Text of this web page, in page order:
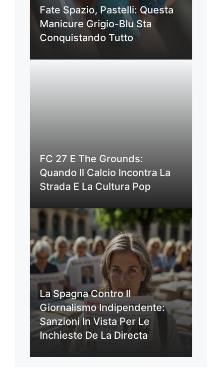
Fate Spazio, Pastelli: Questa
Manicure Grigio-Blu Sta
Conquistando Tutto
FC 27 E The Grounds:
Quando Il Calcio Incontra La
Strada E La Cultura Pop
La Spagna Contro Il
Giornalismo Indipendente:
Sanzioni In Vista Per Le
Inchieste De La Directa